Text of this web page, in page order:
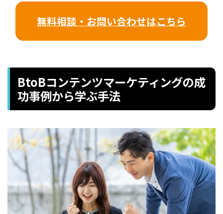
無料相談・お問い合わせはこちら
BtoBコンテンツマーケティングの成
功事例から学ぶ手法